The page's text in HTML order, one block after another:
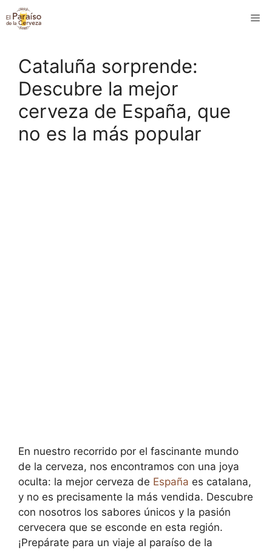
Saltar
al
Cataluña sorprende:
Descubre la mejor
cerveza de España, que
no es la más popular
En nuestro recorrido por el fascinante mundo
de la cerveza, nos encontramos con una joya
oculta: la mejor cerveza de España es catalana,
y no es precisamente la más vendida. Descubre
con nosotros los sabores únicos y la pasión
cervecera que se esconde en esta región.
¡Prepárate para un viaje al paraíso de la